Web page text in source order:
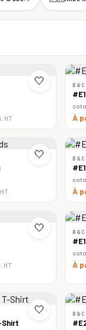
🤍
HT
B&C
À
🤍 B&C
À
🤍
HT
B&C
À
🤍
Shirt
B&C